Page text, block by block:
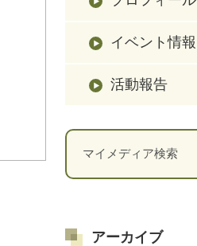
イベント情報
活動報告
アーカイブ